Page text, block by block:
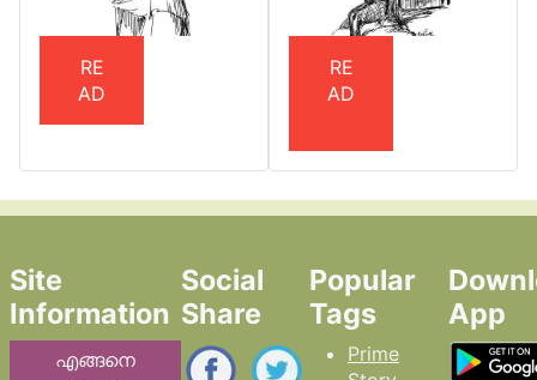
RE
AD
RE
AD
Site
Information
എങ്ങനെ
Social
Share
Popular
Tags
Prime
App